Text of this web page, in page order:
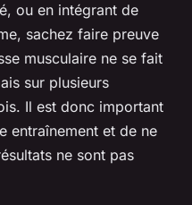
ou en intégrant de
sachez faire preuve
musculaire ne se fait
sur plusieurs
Il est donc important
entraînement et de ne
ne sont pas